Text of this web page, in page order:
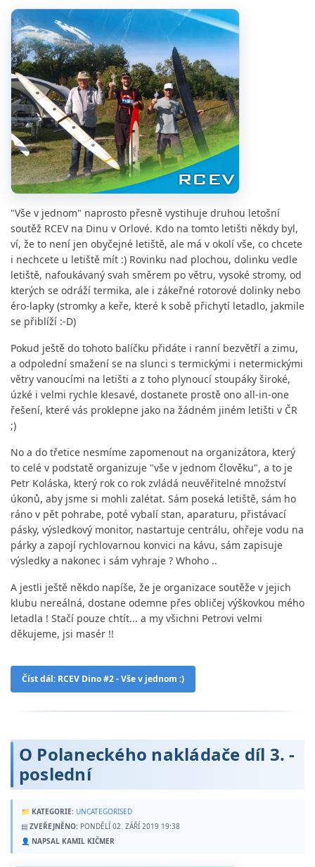
"Vše v jednom" naprosto přesně vystihuje druhou letošní
soutěž RCEV na Dinu v Orlové. Kdo na tomto letišti někdy byl,
ví, že to není jen obyčejné letiště, ale má v okolí vše, co chcete
i nechcete u letiště mít :) Rovinku nad plochou, dolinku vedle
letiště, nafoukávaný svah směrem po větru, vysoké stromy, od
kterých se odráží termika, ale i zákeřné rotorové dolinky nebo
éro-lapky (stromky a keře, které k sobě přichytí letadlo, jakmile
se přiblíží :-D)
Pokud ještě do tohoto balíčku přidáte i ranní bezvětří a zimu,
a odpolední smažení se na slunci s termickými i netermickými
větry vanoucími na letišti a z toho plynoucí stoupáky široké,
úzké i velmi rychle klesavé, dostanete prostě ono all-in-one
řešení, které vás proklepne jako na žádném jiném letišti v ČR
;)
No a do třetice nesmíme zapomenout na organizátora, který
to celé v podstatě organizuje "vše v jednom člověku", a to je
Petr Koláska, který rok co rok zvládá neuvěřitelné množství
úkonů, aby jsme si mohli zalétat. Sám poseká letiště, sám ho
ráno v pět pohrabe, poté vybalí stan, aparaturu, přistávací
pásky, výsledkový monitor, nastartuje centrálu, ohřeje vodu na
párky a zapojí rychlovarnou konvici na kávu, sám zapisuje
výsledky a nakonec i sám vyhraje ? Whoho ..
A jestli ještě někdo napíše, že je organizace soutěže v jejich
klubu nereálná, dostane odemne přes obličej výškovkou mého
letadla ! Stačí pouze chtít... a my všichni Petrovi velmi
děkujeme, jsi masér !!
Číst dál: RCEV Dino #2 - Vše v jednom :)
O Polaneckého nakládače díl 3. -
poslední
📁 KATEGORIE: UNCATEGORISED
▤ ZVEŘEJNĚNO: PONDĚLÍ 02. ZÁŘÍ 2019 19:38
👤 NAPSAL KAMIL KIČMER